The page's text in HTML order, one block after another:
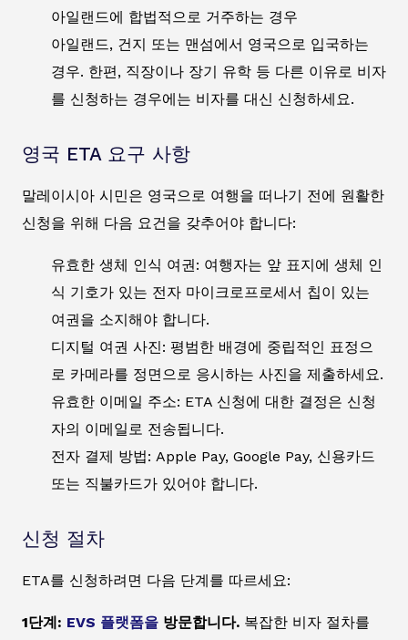
아일랜드에 합법적으로 거주하는 경우
아일랜드, 건지 또는 맨섬에서 영국으로 입국하는
경우. 한편, 직장이나 장기 유학 등 다른 이유로 비자
를 신청하는 경우에는 비자를 대신 신청하세요.
영국 ETA 요구 사항
말레이시아 시민은 영국으로 여행을 떠나기 전에 원활한
신청을 위해 다음 요건을 갖추어야 합니다:
유효한 생체 인식 여권: 여행자는 앞 표지에 생체 인
식 기호가 있는 전자 마이크로프로세서 칩이 있는
여권을 소지해야 합니다.
디지털 여권 사진: 평범한 배경에 중립적인 표정으
로 카메라를 정면으로 응시하는 사진을 제출하세요.
유효한 이메일 주소: ETA 신청에 대한 결정은 신청
자의 이메일로 전송됩니다.
전자 결제 방법: Apple Pay, Google Pay, 신용카드
또는 직불카드가 있어야 합니다.
신청 절차
ETA를 신청하려면 다음 단계를 따르세요:
1단계: EVS 플랫폼을 방문합니다. 복잡한 비자 절차를